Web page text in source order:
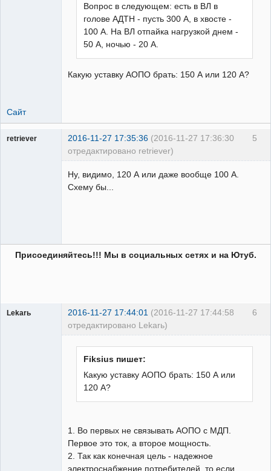
Вопрос в следующем: есть в ВЛ в
голове АДТН - пусть 300 А, в хвосте -
100 А. На ВЛ отпайка нагрузкой днем -
50 А, ночью - 20 А.
Какую уставку АОПО брать: 150 А или 120 А?
Сайт
5
retriever 2016-11-27 17:35:36 (2016-11-27 17:36:30
отредактировано retriever)
Ну, видимо, 120 А или даже вообще 100 А.
Схему бы...
Присоединяйтесь!!! Мы в социальных сетях и на Ютуб.
6
Lekarь 2016-11-27 17:44:01 (2016-11-27 17:44:58
отредактировано Lekarь)
Fiksius пишет:
Какую уставку АОПО брать: 150 А или
120 А?
1. Во первых не связывать АОПО с МДП.
Первое это ток, а второе мощность.
2. Так как конечная цель - надежное
электроснабжение потребителей, то если